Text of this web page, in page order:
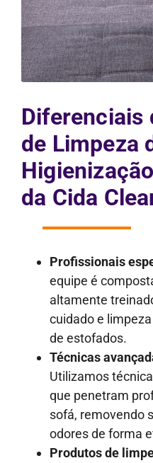
Diferenciais
de Limpeza
da Cida
Profissionais
equipe é
altamente
cuidado e
de estofados.
Técnicas
Utilizamos
que penetram
sofá, removendo
odores de forma
Produtos de